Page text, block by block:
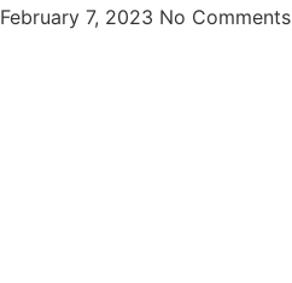
February 7, 2023 No Comments